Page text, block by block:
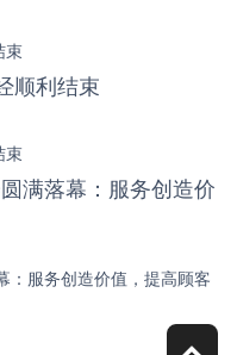
束
顺利结束
束
满落幕：服务创造价
：服务创造价值，提高顾客